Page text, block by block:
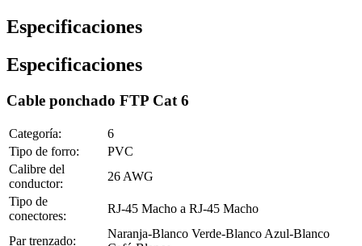
Especificaciones
Especificaciones
Cable ponchado FTP Cat 6
Categoría:
6
Tipo de forro:
PVC
Calibre del
conductor:
26 AWG
Tipo de
conectores:
RJ-45 Macho a RJ-45 Macho
Par trenzado:
Naranja-Blanco Verde-Blanco Azul-Blanco